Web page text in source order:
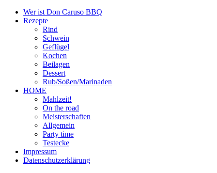
Wer ist Don Caruso BBQ
Rezepte
Rind
Schwein
Geflügel
Kochen
Beilagen
Dessert
Rub/Soßen/Marinaden
HOME
Mahlzeit!
On the road
Meisterschaften
Allgemein
Party time
Testecke
Impressum
Datenschutzerklärung